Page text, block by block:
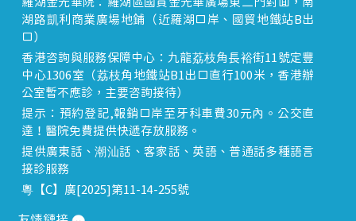
羅湖金光華院：羅湖區國貿金光華廣場東二門對面，南
湖路凱利商業廣場地鋪（近羅湖口岸、國貿地鐵站B出
口）
香港咨詢與服務保障中心：九龍荔枝角長裕街11號定豐
中心1306室（荔枝角地鐵站B1出口直行100米，香港辦
公室暫不應診，主要咨詢接待）
提示：預約登記,報銷口岸至牙科車費30元內。公交直
達！醫院免費提供快遞存放服務。
提供廣東話、潮汕話、客家話、英語、普通話多種語言
接診服務
粵【C】廣[2025]第11-14-255號